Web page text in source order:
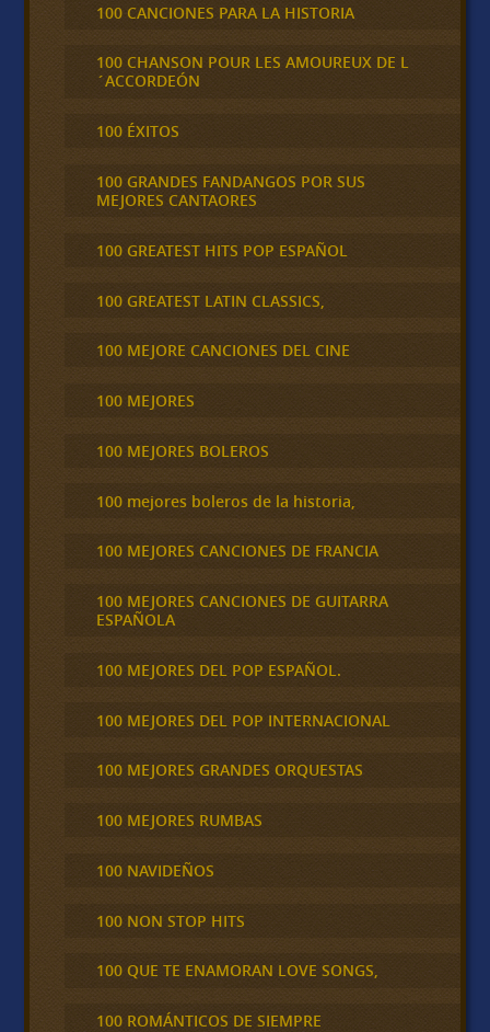
100 CANCIONES PARA LA HISTORIA
100 CHANSON POUR LES AMOUREUX DE L
´ACCORDEÓN
100 ÉXITOS
100 GRANDES FANDANGOS POR SUS
MEJORES CANTAORES
100 GREATEST HITS POP ESPAÑOL
100 GREATEST LATIN CLASSICS,
100 MEJORE CANCIONES DEL CINE
100 MEJORES
100 MEJORES BOLEROS
100 mejores boleros de la historia,
100 MEJORES CANCIONES DE FRANCIA
100 MEJORES CANCIONES DE GUITARRA
ESPAÑOLA
100 MEJORES DEL POP ESPAÑOL.
100 MEJORES DEL POP INTERNACIONAL
100 MEJORES GRANDES ORQUESTAS
100 MEJORES RUMBAS
100 NAVIDEÑOS
100 NON STOP HITS
100 QUE TE ENAMORAN LOVE SONGS,
100 ROMÁNTICOS DE SIEMPRE